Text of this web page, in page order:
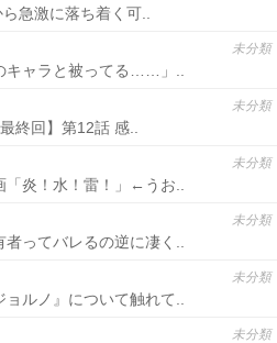
急激に落ち着く可..
未分類
キャラと被ってる……」..
未分類
終回】第12話 感..
未分類
「炎！水！雷！」←うお..
未分類
ってバレるの逆に凄く..
未分類
ルノ』について触れて..
未分類